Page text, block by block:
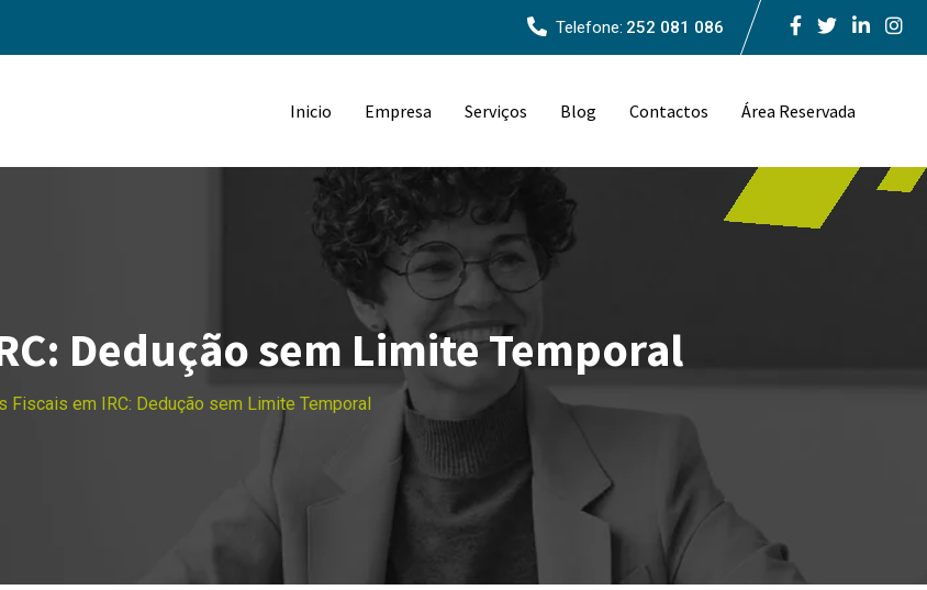
Telefone: 252 081 086
Inicio Empresa Serviços Blog Contactos Área Reservada
Dedução sem Limite Temporal
Fiscais em IRC: Dedução sem Limite Temporal